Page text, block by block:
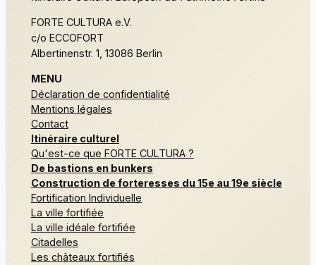
FORTE CULTURA e.V.
c/o ECCOFORT
Albertinenstr. 1, 13086 Berlin
MENU
Déclaration de confidentialité
Mentions légales
Contact
Itinéraire culturel
Qu'est-ce que FORTE CULTURA ?
De bastions en bunkers
Construction de forteresses du 15e au 19e siècle
Fortification Individuelle
La ville fortifiée
La ville idéale fortifiée
Citadelles
Les châteaux fortifiés